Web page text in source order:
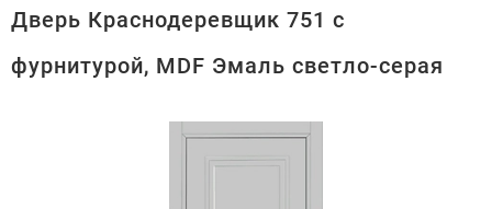
Дверь Краснодеревщик 751 с
фурнитурой, MDF Эмаль светло-серая